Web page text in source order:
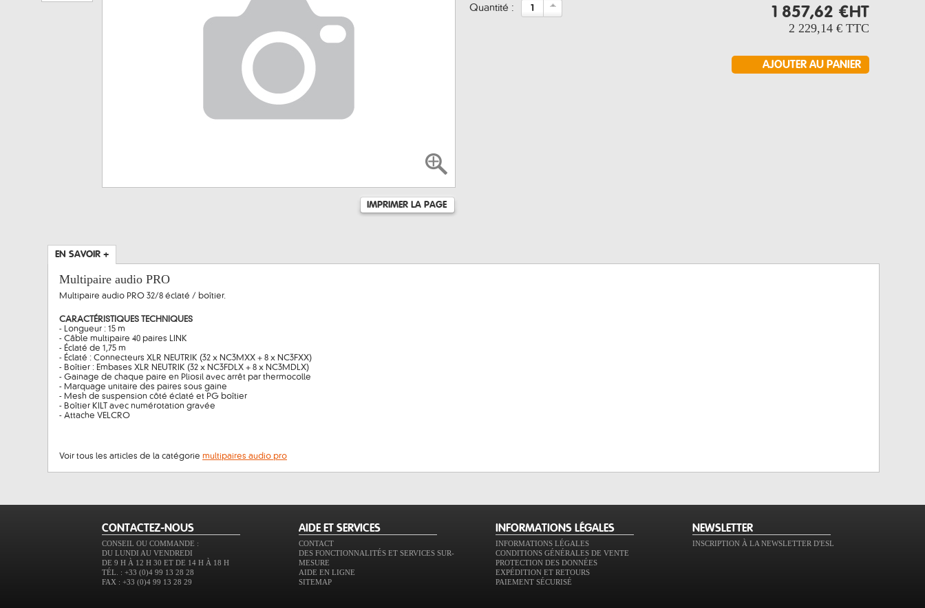
IMPRIMER LA PAGE
quantité : 1 857,62 €HT
2 229,14 € TTC
EN SAVOIR +
Multipaire audio PRO
Multipaire audio PRO 32/8 éclaté / boîtier.
CARACTÉRISTIQUES TECHNIQUES
- Longueur : 15 m
- Câble multipaire 40 paires LINK
- Éclaté de 1,75 m
- Éclaté : Connecteurs XLR NEUTRIK (32 x NC3MXX + 8 x NC3FXX)
- Boîtier : Embases XLR NEUTRIK (32 x NC3FDLX + 8 x NC3MDLX)
- Gainage de chaque paire en Pliosil avec arrêt par thermocolle
- Marquage unitaire des paires sous gaine
- Mesh de suspension côté éclaté et PG boîtier
- Boîtier KILT avec numérotation gravée
- Attache VELCRO
Voir tous les articles de la catégorie multipaires audio pro
CONTACTEZ-NOUS
CONSEIL OU COMMANDE :
DU LUNDI AU VENDREDI
DE 9 H À 12 H 30 ET DE 14 H À 18 H
TÉL. : +33 (0)4 99 13 28 28
FAX : +33 (0)4 99 13 28 29
AIDE ET SERVICES
CONTACT
DES FONCTIONNALITÉS ET SERVICES SUR-
MESURE
AIDE EN LIGNE
SITEMAP
INFORMATIONS LÉGALES
INFORMATIONS LÉGALES
CONDITIONS GÉNÉRALES DE VENTE
PROTECTION DES DONNÉES
EXPÉDITION ET RETOURS
PAIEMENT SÉCURISÉ
NEWSLETTER
INSCRIPTION À LA NEWSLETTER D'ESL